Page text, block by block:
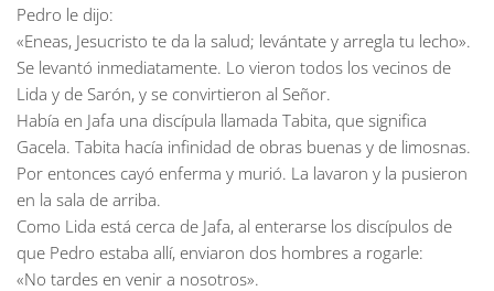
Pedro le dijo:
«Eneas, Jesucristo te da la salud; levántate y arregla tu lecho».
Se levantó inmediatamente. Lo vieron todos los vecinos de
Lida y de Sarón, y se convirtieron al Señor.
Había en Jafa una discípula llamada Tabita, que significa
Gacela. Tabita hacía infinidad de obras buenas y de limosnas.
Por entonces cayó enferma y murió. La lavaron y la pusieron
en la sala de arriba.
Como Lida está cerca de Jafa, al enterarse los discípulos de
que Pedro estaba allí, enviaron dos hombres a rogarle:
«No tardes en venir a nosotros».